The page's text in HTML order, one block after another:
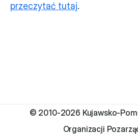
Certyfikujemy
przeczytać tutaj.
© 2010-2026 Kujawsko-
Organizacji